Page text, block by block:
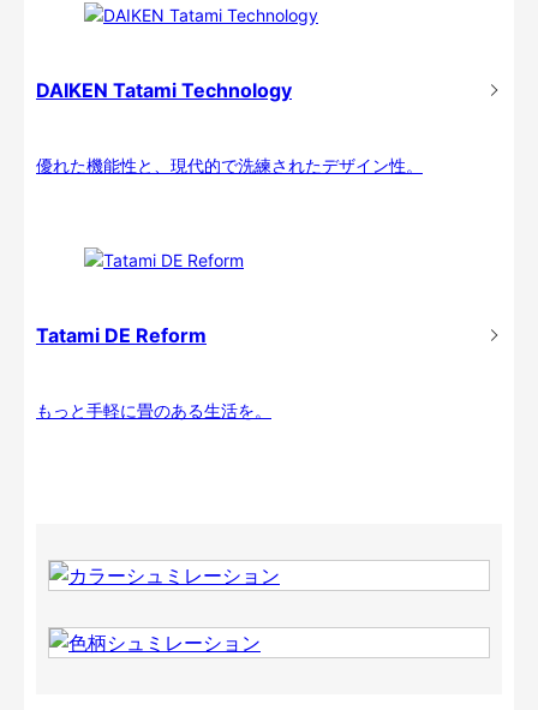
DAIKEN Tatami Technology
優れた機能性と、現代的で洗練されたデザイン性。
Tatami DE Reform
もっと手軽に畳のある生活を。